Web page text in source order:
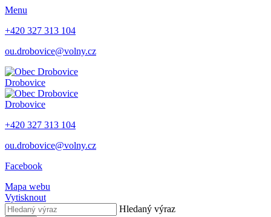
Menu
+420 327 313 104
ou.drobovice@volny.cz
Drobovice
Drobovice
+420 327 313 104
ou.drobovice@volny.cz
Facebook
Mapa webu
Vytisknout
Hledaný výraz